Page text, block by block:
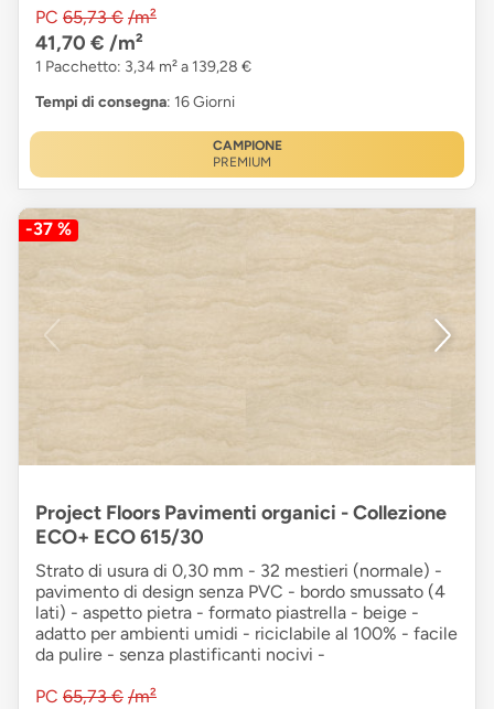
PC 65,73 € /m²
41,70 € /m²
1 Pacchetto: 3,34 m² a 139,28 €
Tempi di consegna: 16 Giorni
CAMPIONE
PREMIUM
-37 %
Project Floors Pavimenti organici - Collezione
ECO+ ECO 615/30
Strato di usura di 0,30 mm - 32 mestieri (normale) -
pavimento di design senza PVC - bordo smussato (4
lati) - aspetto pietra - formato piastrella - beige -
adatto per ambienti umidi - riciclabile al 100% - facile
da pulire - senza plastificanti nocivi -
PC 65,73 € /m²